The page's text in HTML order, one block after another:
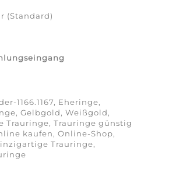
(Standard)
1166.1167, Eheringe,
Gelbgold, Weißgold,
Trauringe, Trauringe günstig
kaufen, Online-Shop,
Trauringe,